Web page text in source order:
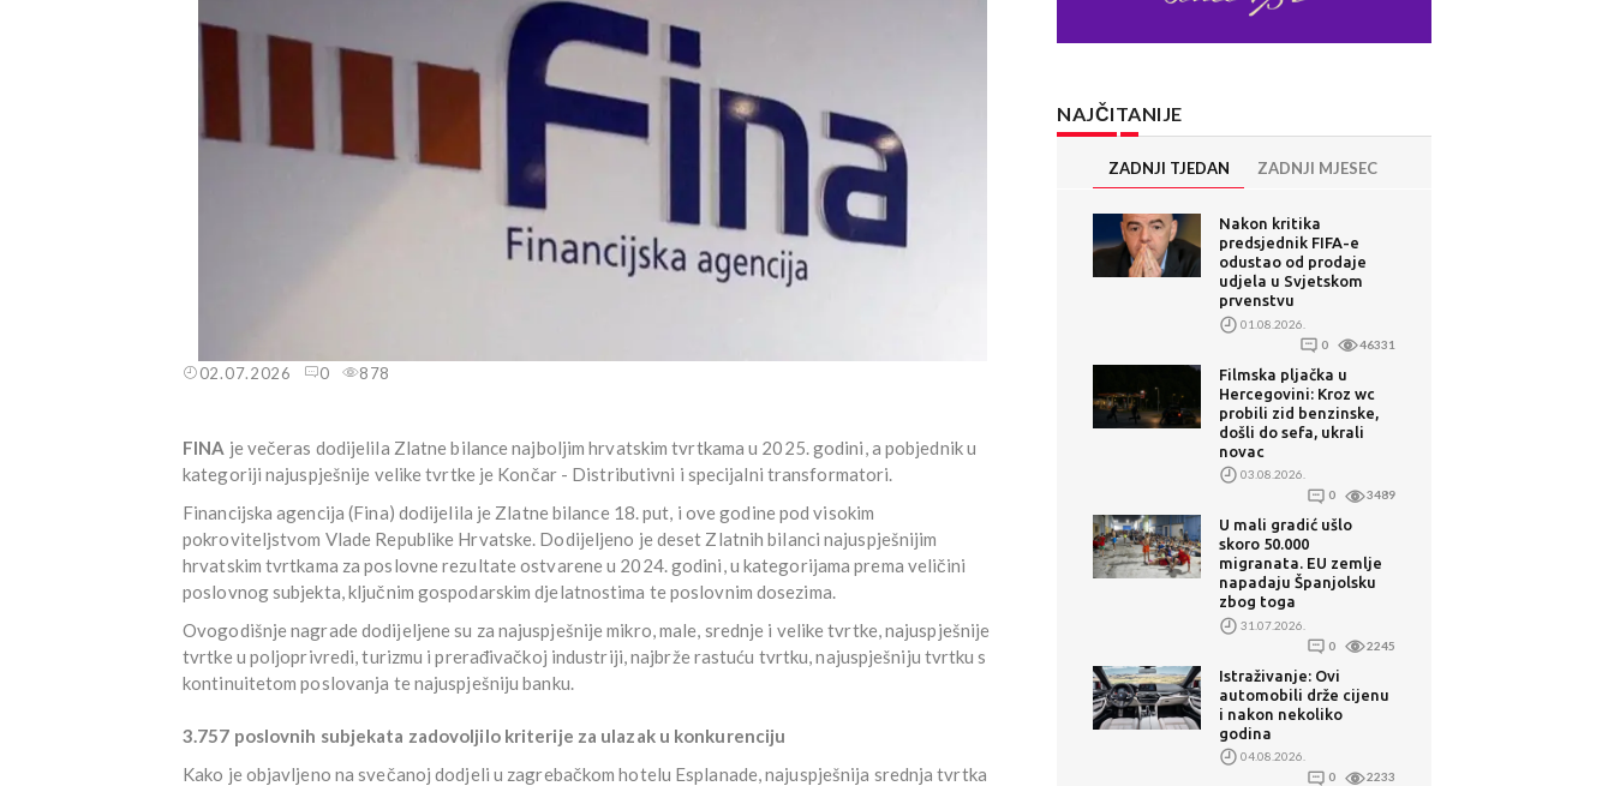
02.07.2026 0 878
FINA je večeras dodijelila Zlatne bilance najboljim hrvatskim tvrtkama u 2025. godini, a pobjednik u
kategoriji najuspješnije velike tvrtke je Končar - Distributivni i specijalni transformatori.
Financijska agencija (Fina) dodijelila je Zlatne bilance 18. put, i ove godine pod visokim
pokroviteljstvom Vlade Republike Hrvatske. Dodijeljeno je deset Zlatnih bilanci najuspješnijim
hrvatskim tvrtkama za poslovne rezultate ostvarene u 2024. godini, u kategorijama prema veličini
poslovnog subjekta, ključnim gospodarskim djelatnostima te poslovnim dosezima.
Ovogodišnje nagrade dodijeljene su za najuspješnije mikro, male, srednje i velike tvrtke, najuspješnije
tvrtke u poljoprivredi, turizmu i prerađivačkoj industriji, najbrže rastuću tvrtku, najuspješniju tvrtku s
kontinuitetom poslovanja te najuspješniju banku.
3.757 poslovnih subjekata zadovoljilo kriterije za ulazak u konkurenciju
Kako je objavljeno na svečanoj dodjeli u zagrebačkom hotelu Esplanade, najuspješnija srednja tvrtka
NAJČITANIJE
ZADNJI TJEDAN ZADNJI MJESEC
Nakon kritika
predsjednik FIFA-e
odustao od prodaje
udjela u Svjetskom
prvenstvu
01.08.2026.
0
46331
Filmska pljačka u
Hercegovini: Kroz wc
probili zid benzinske,
došli do sefa, ukrali
novac
03.08.2026.
0
3489
U mali gradić ušlo
skoro 50.000
migranata. EU zemlje
napadaju Španjolsku
zbog toga
31.07.2026.
0
2245
Istraživanje: Ovi
automobili drže cijenu
i nakon nekoliko
godina
04.08.2026.
0
2233